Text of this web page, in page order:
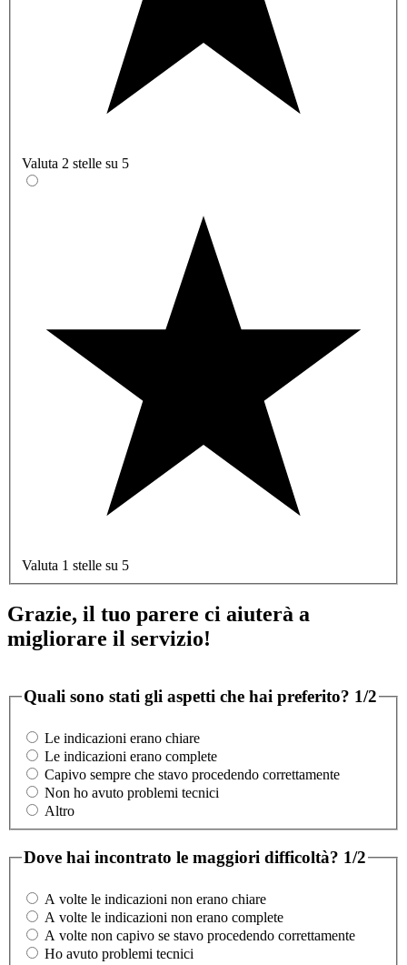
Valuta 2 stelle su 5
Valuta 1 stelle su 5
Grazie, il tuo parere ci aiuterà a
migliorare il servizio!
Quali sono stati gli aspetti che hai preferito? 1/2
Le indicazioni erano chiare
Le indicazioni erano complete
Capivo sempre che stavo procedendo correttamente
Non ho avuto problemi tecnici
Altro
Dove hai incontrato le maggiori difficoltà? 1/2
A volte le indicazioni non erano chiare
A volte le indicazioni non erano complete
A volte non capivo se stavo procedendo correttamente
Ho avuto problemi tecnici